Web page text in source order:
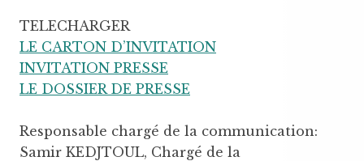
TELECHARGER
LE CARTON D’INVITATION
INVITATION PRESSE
LE DOSSIER DE PRESSE
Responsable chargé de la communication:
Samir KEDJTOUL, Chargé de la